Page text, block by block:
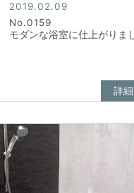
2019.02.09
No.0159
モダンな浴室に仕上がりま
詳